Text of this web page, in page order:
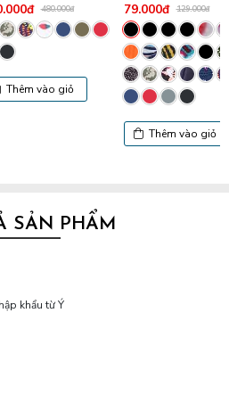
480.000đ
Thêm vào giỏ
79.000đ 129.000đ
Thêm vào giỏ
SẢN PHẨM
khẩu từ Ý